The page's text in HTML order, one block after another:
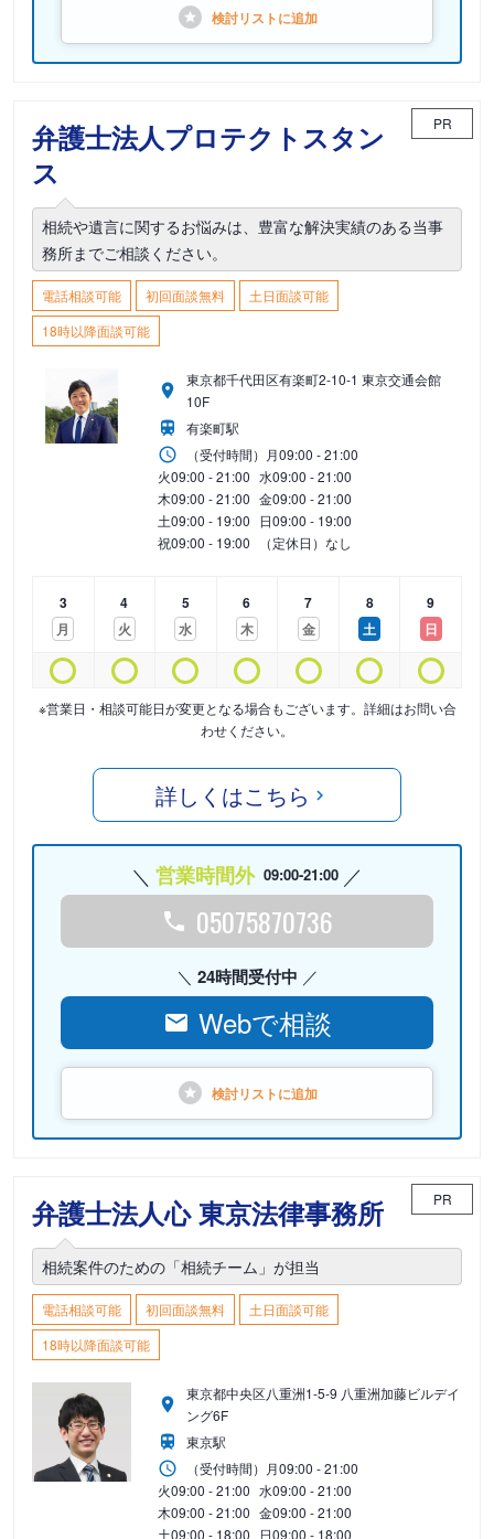
検討リストに追加
弁護士法人プロテクトスタン
ス
PR
相続や遺言に関するお悩みは、豊富な解決実績のある当事
務所までご相談ください。
電話相談可能 初回面談無料
土日面談可能
18時以降面談可能
東京都千代田区有楽町2-10-1 東京交通会館
10F
有楽町駅
（受付時間） 月09:00 - 21:00
火09:00 - 21:00 水09:00 - 21:00
木09:00 - 21:00 金09:00 - 21:00
土09:00 - 19:00 日09:00 - 19:00
祝09:00 - 19:00 （定休日）なし
3
月
4
火
5
水
6
木
7
金
8
土
9
日
※営業日・相談可能日が変更となる場合もございます。詳細はお問い合
わせください。
詳しくはこちら
営業時間外 09:00-21:00
05075870736
24時間受付中
Webで相談
検討リストに追加
弁護士法人心 東京法律事務所 PR
相続案件のための「相続チーム」が担当
電話相談可能 初回面談無料
土日面談可能
18時以降面談可能
東京都中央区八重洲1-5-9 八重洲加藤ビルデイ
ング6F
東京駅
（受付時間） 月09:00 - 21:00
火09:00 - 21:00 水09:00 - 21:00
木09:00 - 21:00 金09:00 - 21:00
土09:00 - 18:00 日09:00 - 18:00